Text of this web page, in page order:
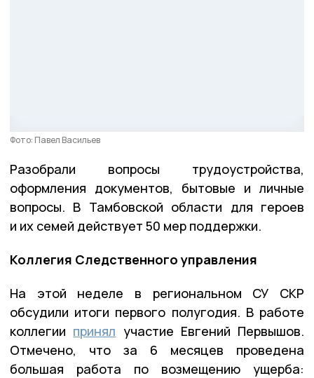
Фото: Павел Васильев
Разобрали вопросы трудоустройства,
оформления документов, бытовые и личные
вопросы. В Тамбовской области для героев
и их семей действует 50 мер поддержки.
Коллегия Следственного управления
На этой неделе в региональном СУ СКР
обсудили итоги первого полугодия. В работе
коллегии принял участие Евгений Первышов.
Отмечено, что за 6 месяцев проведена
большая работа по возмещению ущерба: